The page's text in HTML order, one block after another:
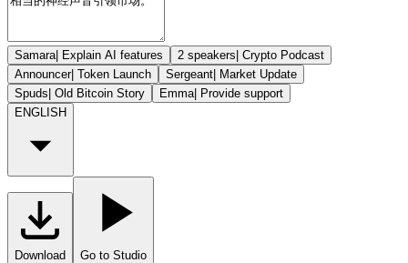
Samara| Explain AI features 2 speakers| Crypto Podcast
Announcer| Token Launch Sergeant| Market Update
Spuds| Old Bitcoin Story Emma| Provide support
ENGLISH
Download Go to Studio